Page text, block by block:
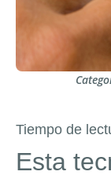
Tiempo de
Esta